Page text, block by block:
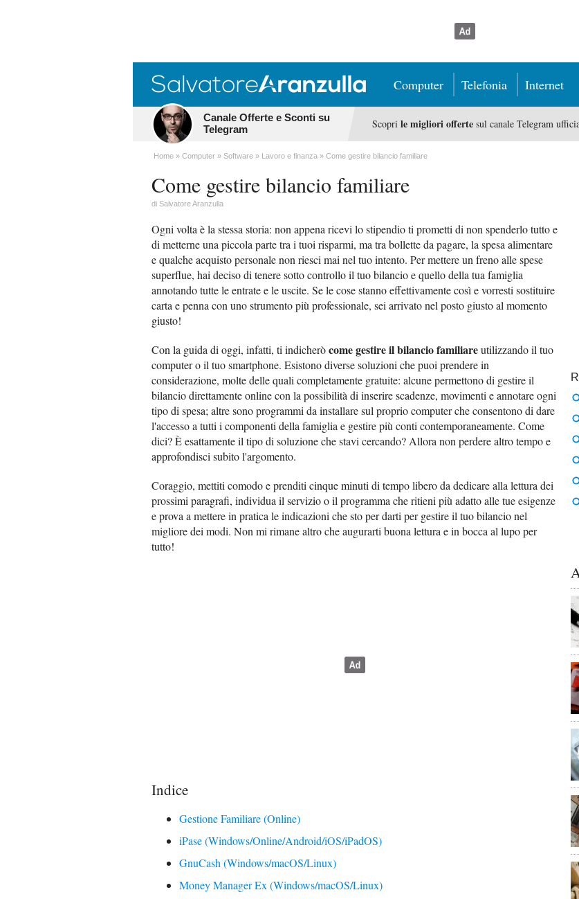
Computer Telefonia Internet
Canale Offerte e Sconti su
Telegram
Scopri le migliori offertesul canale Telegram
Home Computer Software Lavoro e finanza Come gestire bilancio familiare
Come gestire bilancio familiare
di Salvatore Aranzulla
Ogni volta è la stessa storia: non appena ricevi lo stipendio ti prometti di non spenderlo tutto e
di metterne una piccola parte tra i tuoi risparmi, ma tra bollette da pagare, la spesa alimentare
e qualche acquisto personale non riesci mai nel tuo intento. Per mettere un freno alle spese
superflue, hai deciso di tenere sotto controllo il tuo bilancio e quello della tua famiglia
annotando tutte le entrate e le uscite. Se le cose stanno effettivamente così e vorresti sostituire
carta e penna con uno strumento più professionale, sei arrivato nel posto giusto al momento
giusto!
Con la guida di oggi, infatti, ti indicheròcome gestire il bilancio familiareutilizzando il tuo
computer o il tuo smartphone. Esistono diverse soluzioni che puoi prendere in
considerazione, molte delle quali completamente gratuite: alcune permettono di gestire il
bilancio direttamente online con la possibilità di inserire scadenze, movimenti e annotare ogni
tipo di spesa; altre sono programmi da installare sul proprio computer che consentono di dare
l'accesso a tutti i componenti della famiglia e gestire più conti contemporaneamente. Come
dici? È esattamente il tipo di soluzione che stavi cercando? Allora non perdere altro tempo e
approfondisci subito l'argomento.
Coraggio, mettiti comodo e prenditi cinque minuti di tempo libero da dedicare alla lettura dei
prossimi paragrafi, individua il servizio o il programma che ritieni più adatto alle tue esigenze
e prova a mettere in pratica le indicazioni che sto per darti per gestire il tuo bilancio nel
migliore dei modi. Non mi rimane altro che augurarti buona lettura e in bocca al lupo per
tutto!
Indice
Gestione Familiare (Online)
iPase (Windows/Online/Android/iOS/iPadOS)
GnuCash (Windows/macOS/Linux)
Money Manager Ex (Windows/macOS/Linux)